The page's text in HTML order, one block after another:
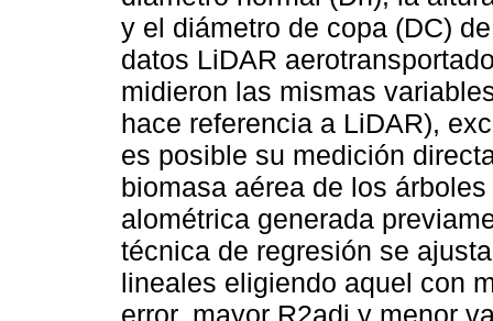
y el diámetro de copa (DC)
datos LiDAR
midieron las mismas
hace referencia a LiDAR),
es posible su medición
biomasa aérea de los
alométrica generada
técnica de regresión se
lineales eligiendo aquel con
error, mayor R2adj y menor